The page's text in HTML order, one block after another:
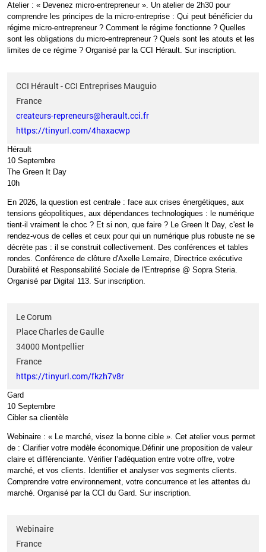
Atelier : « Devenez micro-entrepreneur ». Un atelier de 2h30 pour
comprendre les principes de la micro-entreprise : Qui peut bénéficier du
régime micro-entrepreneur ? Comment le régime fonctionne ? Quelles
sont les obligations du micro-entrepreneur ? Quels sont les atouts et les
limites de ce régime ? Organisé par la CCI Hérault. Sur inscription.
CCI Hérault - CCI Entreprises Mauguio
France
createurs-repreneurs@herault.cci.fr
https://tinyurl.com/4haxacwp
Hérault
10 Septembre
The Green It Day
10h
En 2026, la question est centrale : face aux crises énergétiques, aux
tensions géopolitiques, aux dépendances technologiques : le numérique
tient-il vraiment le choc ? Et si non, que faire ? Le Green It Day, c'est le
rendez-vous de celles et ceux pour qui un numérique plus robuste ne se
décrète pas : il se construit collectivement. Des conférences et tables
rondes. Conférence de clôture d'Axelle Lemaire, Directrice exécutive
Durabilité et Responsabilité Sociale de l'Entreprise @ Sopra Steria.
Organisé par Digital 113. Sur inscription.
Le Corum
Place Charles de Gaulle
34000 Montpellier
France
https://tinyurl.com/fkzh7v8r
Gard
10 Septembre
Cibler sa clientèle
Webinaire : « Le marché, visez la bonne cible ». Cet atelier vous permet
de : Clarifier votre modèle économique.Définir une proposition de valeur
claire et différenciante. Vérifier l’adéquation entre votre offre, votre
marché, et vos clients. Identifier et analyser vos segments clients.
Comprendre votre environnement, votre concurrence et les attentes du
marché. Organisé par la CCI du Gard. Sur inscription.
Webinaire
France